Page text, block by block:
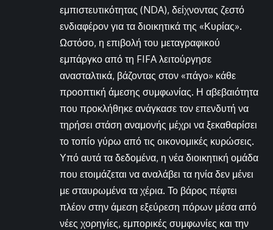
εμπιστευτικότητας (NDA), δείχνοντας ζεστό
ενδιαφέρον για τα διοικητικά της «Κυρίας».
Ωστόσο, η επιβολή του μεταγραφικού
εμπάργκο από τη FIFA λειτούργησε
ανασταλτικά, βάζοντας στον «πάγο» κάθε
προοπτική άμεσης συμφωνίας. Η αβεβαιότητα
που προκλήθηκε ανάγκασε τον επενδυτή να
τηρήσει στάση αναμονής μέχρι να ξεκαθαρίσει
το τοπίο γύρω από τις οικονομικές κυρώσεις.
Υπό αυτά τα δεδομένα, η νέα διοικητική ομάδα
που ετοιμάζεται να αναλάβει τα ηνία δεν μένει
με σταυρωμένα τα χέρια. Το βάρος πέφτει
πλέον στην άμεση εξεύρεση πόρων μέσα από
νέες χορηγίες, εμπορικές συμφωνίες και την